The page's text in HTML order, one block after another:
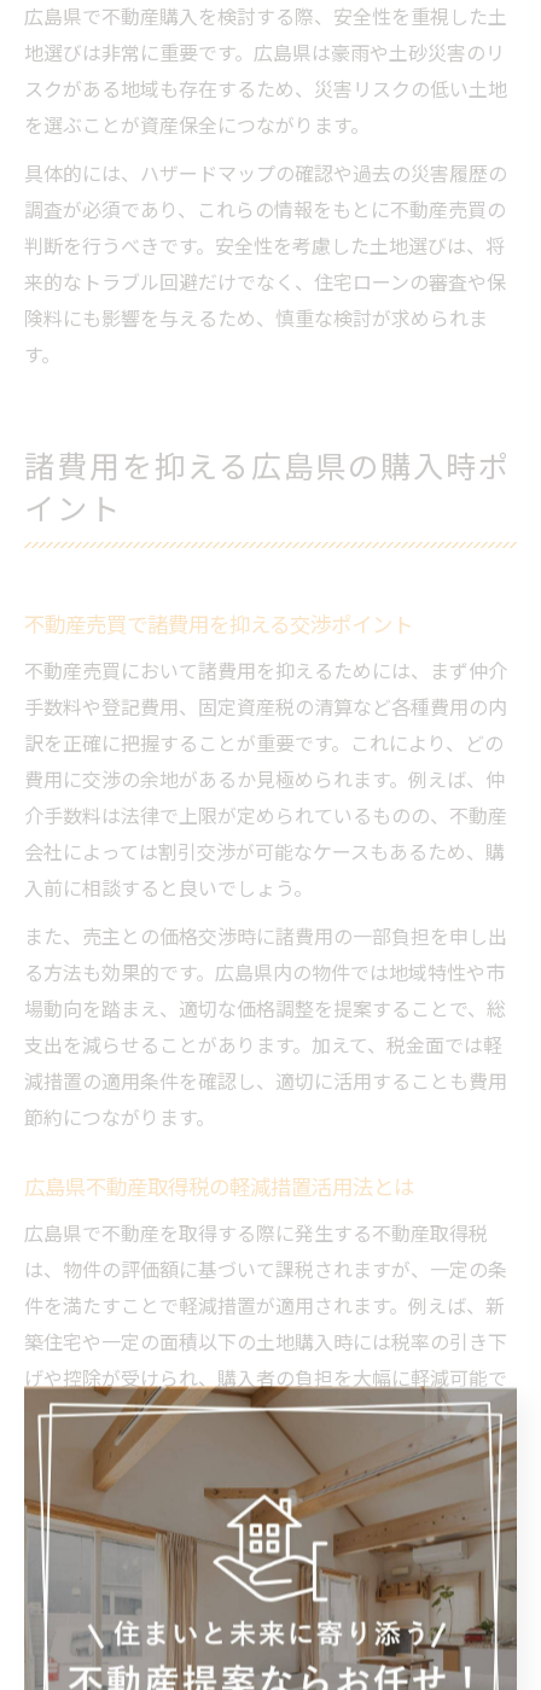
広島県で不動産購入を検討する際、安全性を重視した土
地選びは非常に重要です。広島県は豪雨や土砂災害のリ
スクがある地域も存在するため、災害リスクの低い土地
を選ぶことが資産保全につながります。
具体的には、ハザードマップの確認や過去の災害履歴の
調査が必須であり、これらの情報をもとに不動産売買の
判断を行うべきです。安全性を考慮した土地選びは、将
来的なトラブル回避だけでなく、住宅ローンの審査や保
険料にも影響を与えるため、慎重な検討が求められま
す。
諸費用を抑える広島県の購入時ポ
イント
不動産売買で諸費用を抑える交渉ポイント
不動産売買において諸費用を抑えるためには、まず仲介
手数料や登記費用、固定資産税の清算など各種費用の内
訳を正確に把握することが重要です。これにより、どの
費用に交渉の余地があるか見極められます。例えば、仲
介手数料は法律で上限が定められているものの、不動産
会社によっては割引交渉が可能なケースもあるため、購
入前に相談すると良いでしょう。
また、売主との価格交渉時に諸費用の一部負担を申し出
る方法も効果的です。広島県内の物件では地域特性や市
場動向を踏まえ、適切な価格調整を提案することで、総
支出を減らせることがあります。加えて、税金面では軽
減措置の適用条件を確認し、適切に活用することも費用
節約につながります。
広島県不動産取得税の軽減措置活用法とは
広島県で不動産を取得する際に発生する不動産取得税
は、物件の評価額に基づいて課税されますが、一定の条
件を満たすことで軽減措置が適用されます。例えば、新
築住宅や一定の面積以下の土地購入時には税率の引き下
げや控除が受けられ、購入者の負担を大幅に軽減可能で
す。
具体的には、住宅用地の軽減措置や住宅ローン控除と併
用することで、経済的負担を抑えられます。広島県の地
価動向や自治体による独自の支援策もあるため、購入前
に最新の情報を不動産会社や税務署で確認し、適切な申
告手続きを行うことが重要です。
購入時に見落としがちな費用と対策ポイント